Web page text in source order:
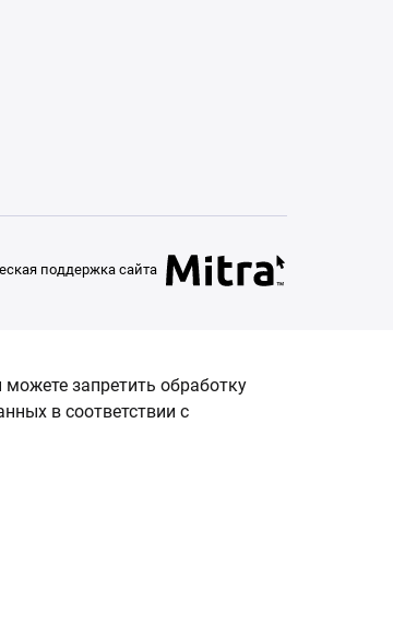
поддержка сайта
запретить обработку
в соответствии с